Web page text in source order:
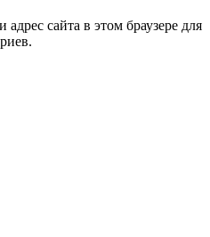
сайта в этом браузере для